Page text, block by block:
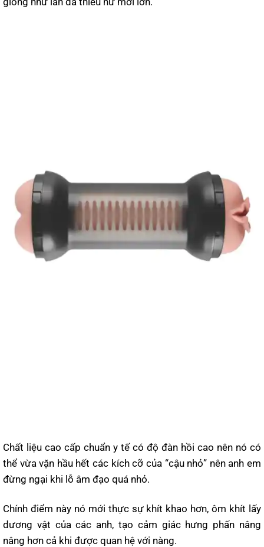
Chất liệu cao cấp chuẩn y tế có độ đàn hồi cao nên nó có
thể vừa vặn hầu hết các kích cỡ của “cậu nhỏ” nên anh em
đừng ngại khi lỗ âm đạo quá nhỏ.
Chính điểm này nó mới thực sự khít khao hơn, ôm khít lấy
dương vật của các anh, tạo cảm giác hưng phấn nâng
nâng hơn cả khi được quan hệ với nàng.